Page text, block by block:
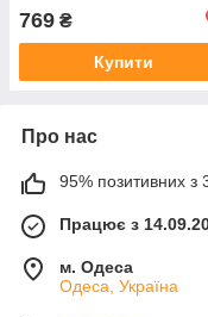
MagSafe
769 ₴
Купити
Про нас
95% позитивних з
Працює з
м. Одеса
Одеса, Україна